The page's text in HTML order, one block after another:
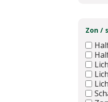
Zon /